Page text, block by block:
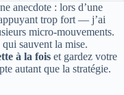
anecdote : lors d’une
trop fort — j’ai
micro-mouvements.
qui sauvent la mise.
à la fois et gardez votre
autant que la stratégie.